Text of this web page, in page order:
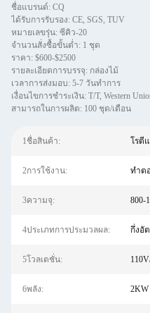
ชื่อแบรนด์: CQ
ได้รับการรับรอง: CE, SGS, TUV
หมายเลขรุ่น: ซีคิว-20
จำนวนสั่งซื้อขั้นต่ำ: 1 ชุด
ราคา: $600-$2500
รายละเอียดการบรรจุ: กล่องไม้
เวลาการส่งมอบ: 5-7 วันทําการ
เงื่อนไขการชำระเงิน: T/T, Western
สามารถในการผลิต: 100 ชุด/เดือน
1ชื่อสินค้า: โรตี
2การใช้งาน: ทำต
3ความจุ: 800-
4ประเภทการประมวลผล: กึ่งอั
5โวลเตชั่น:
6พลัง: 2KW